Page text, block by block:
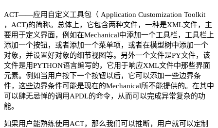
ACT——应用自定义工具包（ Application Customization Toolkit
，ACT)的简称。总体上，它包含两种文件，一种是XML文件，主
要用于定义界面，例如在Mechanical中添加一个工具栏，工具栏上
添加一个按钮，或者添加一个菜单项，或者在模型树中添加一个
对象，并设置好对象的细节视图等。另外一个文件是PY文件，该
文件是用PYTHON语言编写的，它用于响应XML文件中那些界面
元素。例如当用户按下一个按钮以后，它可以添加一些边界条
件，这些边界条件可能是现在的Mechanical所不能提供的。在其中
可以肆无忌惮的调用APDL的命令，从而可以完成异常复杂的功
能。
如果用户能熟练使用ACT，那么我们可以推断，用户就可以定制